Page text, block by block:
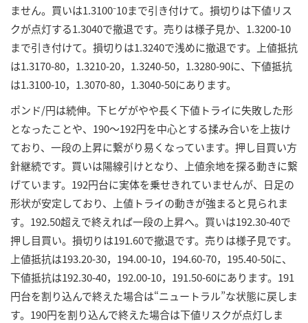
ません。買いは1.3100⁻10まで引き付けて。損切りは下値リス
クが点灯する1.3040で撤退です。売りは様子見か、1.3200-10
まで引き付けて。損切りは1.3240で浅めに撤退です。上値抵抗
は1.3170-80，1.3210-20，1.3240-50，1.3280-90に、下値抵抗
は1.3100-10，1.3070-80，1.3040-50にあります。
ポンド/円は続伸。下ヒゲがやや長く下値トライに失敗した形
となったことや、190～192円を中心とする揉み合いを上抜け
ており、一段の上昇に繋がり易くなっています。押し目買い方
針継続です。買いは陽線引けとなり、上値余地を探る動きに繋
げています。192円台に実体を乗せきれていませんが、日足の
形状が安定しており、上値トライの動きが強まると見られま
す。192.50超えで終えれば一段の上昇へ。買いは192.30-40で
押し目買い。損切りは191.60で撤退です。売りは様子見です。
上値抵抗は193.20-30，194.00-10，194.60-70，195.40-50に、
下値抵抗は192.30-40，192.00-10，191.50-60にあります。191
円台を割り込んで終えた場合は“ニュートラル”な状態に戻しま
す。190円を割り込んで終えた場合は下値リスクが点灯しま